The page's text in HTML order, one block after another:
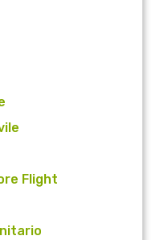
Flight